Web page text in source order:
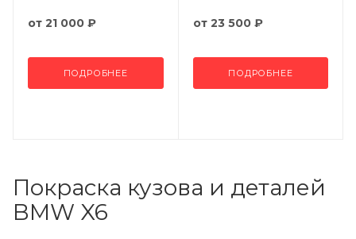
от 21 000 ₽
ПОДРОБНЕЕ
от 23 500 ₽
ПОДРОБНЕЕ
Покраска кузова и деталей
BMW X6